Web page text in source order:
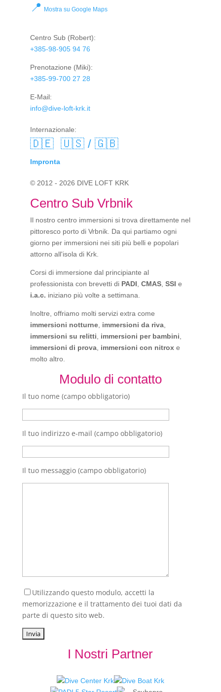
📍 Mostra su Google Maps
Centro Sub(Robert):
+385-98-905 94 76
Prenotazione (Miki):
+385-99-700 27 28
E-Mail:
info@dive-loft-krk.it
Internazionale:
🇩🇪 🇺🇸 / 🇬🇧
Impronta
© 2012 - 2026 DIVE LOFT KRK
Centro Sub Vrbnik
Il nostro centro immersioni si trova direttamente nel
pittoresco porto di Vrbnik. Da qui partiamo ogni
giorno per immersioni nei siti più belli e popolari
attorno all'isola di Krk.
Corsi di immersione dal principiante al
professionista con brevetti di PADI CMAS, SSI e
i.a.c. iniziano più volte a settimana.
Inoltre, offriamo molti servizi extra come
immersioni notturne, immersioni da riva,
immersioni su relitti
immersioni per bambini
immersioni di prova, immersioni con nitroxe
molto altro.
Modulo di contatto
Il tuo nome (campo obbligatorio)
Il tuo indirizzo e-mail (campo obbligatorio)
Il tuo messaggio (campo obbligatorio)
Utilizzando questo modulo, accetti la
memorizzazione e il trattamento dei tuoi dati da
parte di questo sito web.
I Nostri Partner